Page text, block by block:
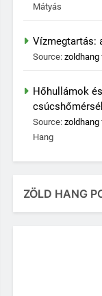
Mátyás
Vízmegtartás:
Source:zoldhang
Hőhullámok
Source:zoldhang
Hang
ZÖLD HANG